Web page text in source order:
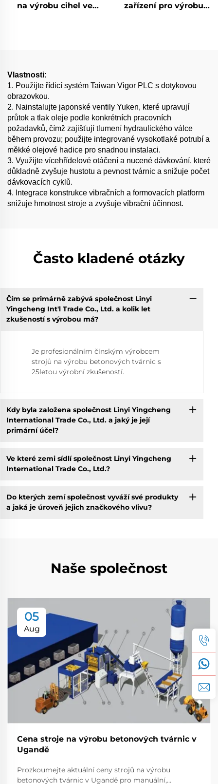
na výrobu cihel ve
zařízení pro výrobu
Vlastnosti:
1. Použijte řídicí systém Taiwan Vigor PLC s dotykovou
obrazovkou.
2. Nainstalujte japonské ventily Yuken, které upravují
průtok a tlak oleje podle konkrétních pracovních
požadavků, čímž zajišťují tlumení hydraulického válce
během provozu; použijte integrované vysokotlaké potrubí a
měkké olejové hadice pro snadnou instalaci.
3. Využijte vícehřídelové otáčení a nucené dávkování, které
důkladně zvyšuje hustotu a pevnost tvárnic a snižuje počet
dávkovacích cyklů.
4. Integrace konstrukce vibračních a formovacích platform
snižuje hmotnost stroje a zvyšuje vibrační účinnost.
Často kladené otázky
Čím se primárně zabývá společnost Linyi
Yingcheng Int'l Trade Co., Ltd. a kolik let
zkušeností s výrobou má?
Je profesionálním čínským výrobcem
strojů na výrobu betonových tvárnic s
25letou výrobní zkušeností.
Kdy byla založena společnost Linyi Yingcheng
International Trade Co., Ltd. a jaký je její
primární účel?
Ve které zemi sídlí společnost Linyi Yingcheng
International Trade Co., Ltd.?
Do kterých zemí společnost vyváží své produkty
a jaká je úroveň jejich značkového vlivu?
Naše společnost
05
Aug
Cena stroje na výrobu betonových tvárnic v
Ugandě
Prozkoumejte aktuální ceny strojů na výrobu
betonových tvárnic v Ugandě pro manuální,